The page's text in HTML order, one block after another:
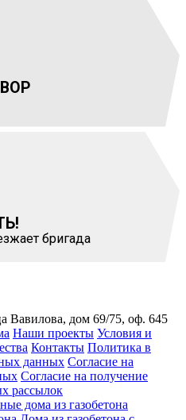
бригада
Вавилова, дом 69/75, оф. 645
Наши проекты Условия и
Контакты Политика в
данных Согласие на
Согласие на получение
рассылок
дома из газобетона